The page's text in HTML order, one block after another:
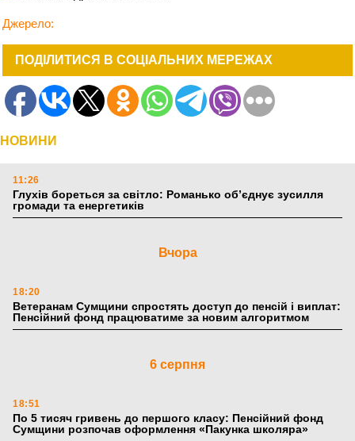
Джерело:
ПОДІЛИТИСЯ В СОЦІАЛЬНИХ МЕРЕЖАХ
НОВИНИ
11:26
Глухів бореться за світло: Романько об’єднує зусилля
громади та енергетиків
Вчора
18:20
Ветеранам Сумщини спростять доступ до пенсій і виплат:
Пенсійний фонд працюватиме за новим алгоритмом
6 серпня
18:51
По 5 тисяч гривень до першого класу: Пенсійний фонд
Сумщини розпочав оформлення «Пакунка школяра»